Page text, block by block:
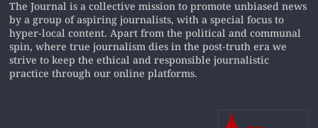
The Journal is a collective mission to promote unbiased news
by a group of aspiring journalists, with a special focus to
hyper-local content. Apart from the political and communal
spin, where true journalism dies in the post-truth era we
strive to keep the ethical and responsible journalistic
practice through our online platforms.